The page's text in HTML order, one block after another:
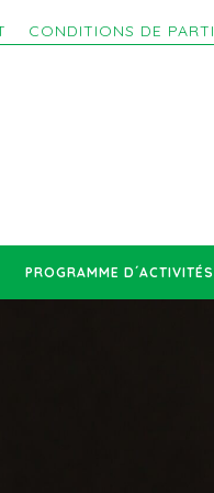
CONDITIONS DE
PROGRAMME D´ACTIVITÉS